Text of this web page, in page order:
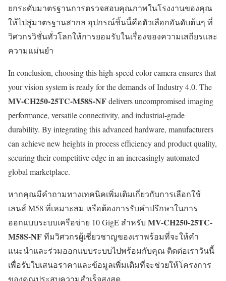
ยกระดับมาตรฐานการตรวจสอบคุณภาพในโรงงานของคุณ
ให้ไปสู่มาตรฐานสากล อุปกรณ์ชิ้นนี้คือตัวเลือกอันดับต้นๆ ที่
วิศวกรวิชั่นทั่วโลกให้การยอมรับในเรื่องของความเสถียรและ
ความแม่นยำ
In conclusion, choosing this high-speed color camera ensures that
your vision system is ready for the demands of Industry 4.0. The
MV-CH250-25TC-M58S-NFdelivers uncompromised imaging
performance, versatile connectivity, and industrial-grade
durability. By integrating this advanced hardware, manufacturers
can achieve new heights in process efficiency and product quality,
securing their competitive edge in an increasingly automated
global marketplace.
หากคุณมีคำถามทางเทคนิคเพิ่มเติมเกี่ยวกับการเลือกใช้
เลนส์ M58 ที่เหมาะสม หรือต้องการรับคำปรึกษาในการ
ออกแบบระบบเครือข่าย 10 GigE สำหรับ MV-CH250-25TC-
M58S-NFทีมวิศวกรผู้เชี่ยวชาญของเราพร้อมที่จะให้คำ
แนะนำและร่วมออกแบบระบบไปพร้อมกับคุณ ติดต่อเราวันนี้
เพื่อรับใบเสนอราคาและข้อมูลเพิ่มเติมที่จะช่วยให้โครงการ
ของคุณประสบความสำเร็จสูงสุด